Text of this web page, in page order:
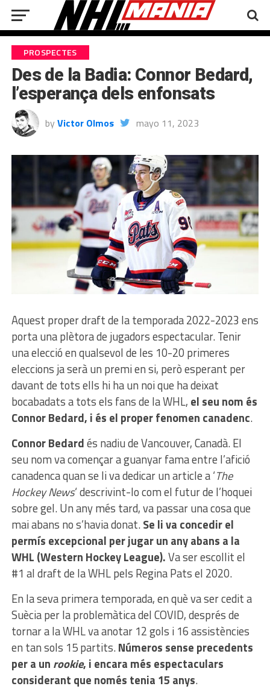
PROSPECTES
Des de la Badia: Connor Bedard,
l’esperança dels enfonsats
by Victor Olmos mayo 11, 2023
Aquest proper draft de la temporada 2022-2023 ens
porta una plètora de jugadors espectacular. Tenir
una elecció en qualsevol de les 10-20 primeres
eleccions ja serà un premi en si, però esperant per
davant de tots ells hi ha un noi que ha deixat
bocabadats a tots els fans de la WHL, el seu nom és
Connor Bedard, i és el proper fenomen canadenc.
Connor Bedardés nadiu de Vancouver, Canadà. El
seu nom va començar a guanyar fama entre l’afició
canadenca quan se li va dedicar un article a ‘The
Hockey News‘ descrivint-lo com el futur de l’hoquei
sobre gel. Un any més tard, va passar una cosa que
mai abans no s’havia donat.Se li va concedir el
permís excepcional per jugar un any abans a la
WHL (Western Hockey League).Va ser escollit el
#1 al draft de la WHL pels Regina Pats el 2020.
En la seva primera temporada, en què va ser cedit a
Suècia per la problemàtica del COVID, després de
tornar a la WHL va anotar 12 gols i 16 assistències
en tan sols 15 partits.Números sense precedents
per a un rookie, i encara més espectaculars
considerant que només tenia 15 anys.